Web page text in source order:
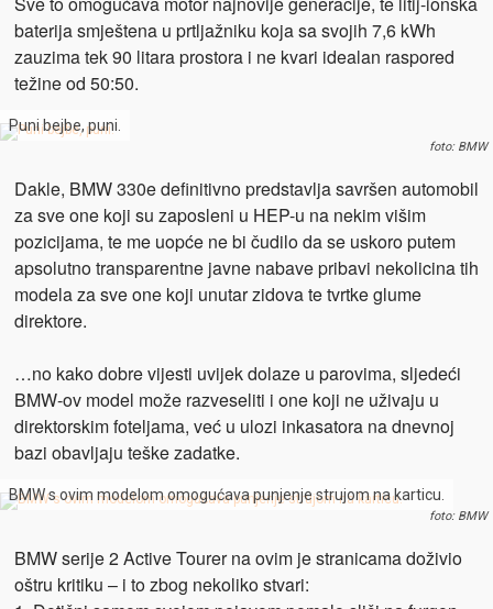
baterija smještena u prtljažniku koja sa svojih 7,6 kWh
zauzima tek 90 litara prostora i ne kvari idealan raspored
težine od 50:50.
Puni bejbe, puni.
foto: BMW
Dakle, BMW 330e definitivno predstavlja savršen automobil
za sve one koji su zaposleni u HEP-u na nekim višim
pozicijama, te me uopće ne bi čudilo da se uskoro putem
apsolutno transparentne javne nabave pribavi nekolicina tih
modela za sve one koji unutar zidova te tvrtke glume
direktore.
…no kako dobre vijesti uvijek dolaze u parovima, sljedeći
BMW-ov model može razveseliti i one koji ne uživaju u
direktorskim foteljama, već u ulozi inkasatora na dnevnoj
bazi obavljaju teške zadatke.
BMW s ovim modelom omogućava punjenje strujom na karticu.
foto: BMW
BMW serije 2 Active Tourer na ovim je stranicama doživio
oštru kritiku – i to zbog nekoliko stvari: